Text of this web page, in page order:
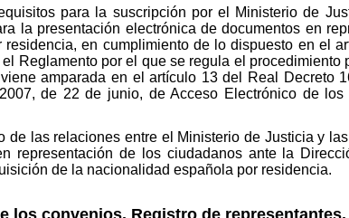
para la suscripción por el Ministerio de
la presentación electrónica de documentos en
en cumplimiento de lo dispuesto en el
Reglamento por el que se regula el procedimiento
amparada en el artículo 13 del Real Decreto
de 22 de junio, de Acceso Electrónico de
las relaciones entre el Ministerio de Justicia y
representación de los ciudadanos ante la
de la nacionalidad española por residencia.